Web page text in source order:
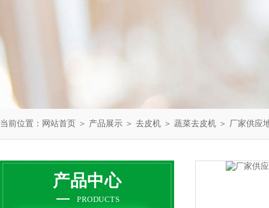
当前位置： 网站首页 ＞ 产品展示 ＞ 去皮机 ＞ 蔬菜去皮机 ＞ 厂家供应
产品中心
PRODUCTS